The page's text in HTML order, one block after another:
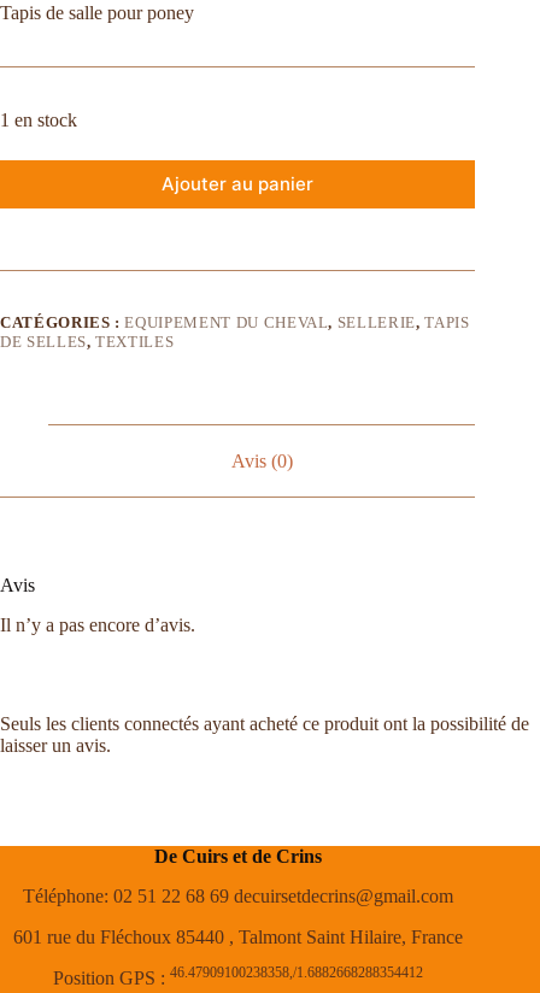
Tapis de salle pour poney
1 en stock
Ajouter au panier
CATÉGORIES :EQUIPEMENT DU CHEVAL, SELLERIE,TAPIS
DE SELLES,TEXTILES
Avis (0)
Avis
Il n’y a pas encore d’avis.
Seuls les clients connectés ayant acheté ce produit ont la possibilité de
laisser un avis.
De Cuirs et de Crins
Téléphone: 02 51 22 68 69 decuirsetdecrins@gmail.com
601 rue du Fléchoux 85440 , Talmont Saint Hilaire, France
Position GPS : 46.47909100238358,/1.6882668288354412